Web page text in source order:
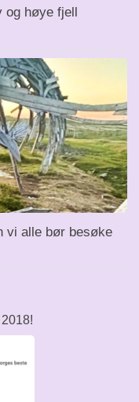
og høye fjell
vi alle bør besøke